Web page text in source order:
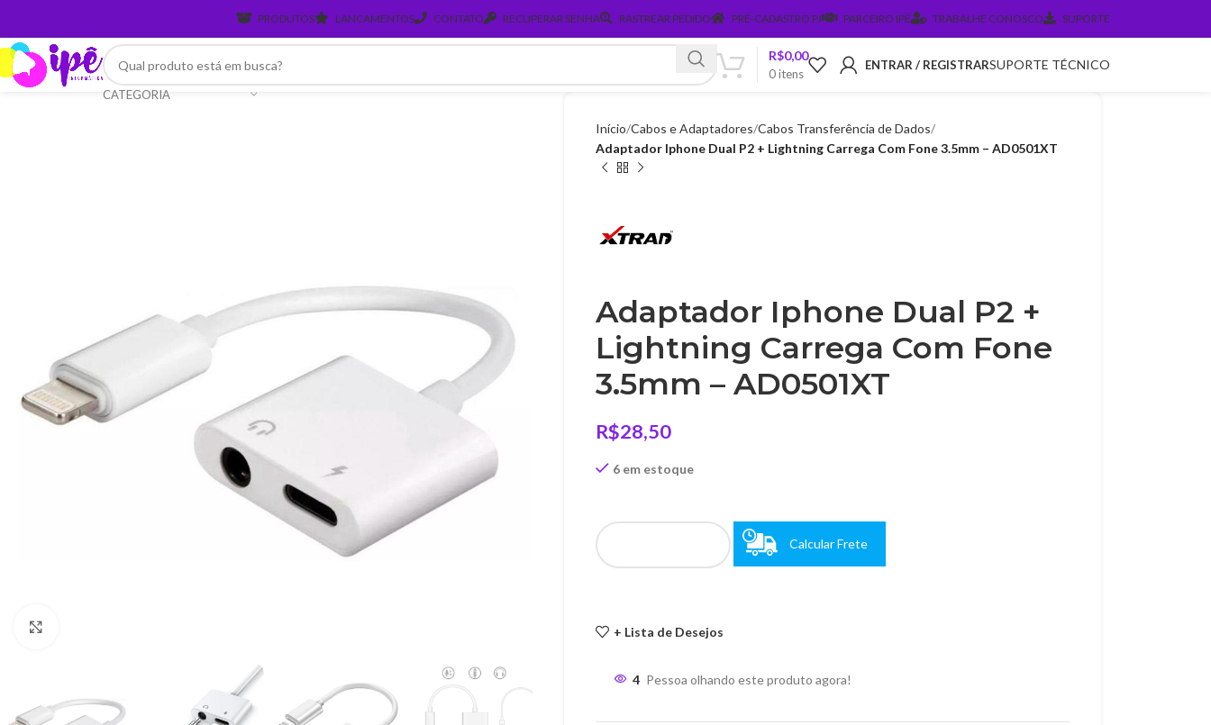
PRODUTOS LANCAMENTOS CONTATO RECUPERAR SENHA RASTREAR PEDIDO PRÉ-CADASTRO PJ PARCEIRO IPÊ TRABALHE CONOSCO SUPORTE
CATEGORIA
0itens
R$0,00
ENTRAR / REGISTRARSUPORTE TÉCNICO
Início Cabos e Adaptadores Cabos Transferência de Dados
Adaptador Iphone Dual P2 + Lightning Carrega Com Fone 3.5mm – AD0501XT
Adaptador Iphone Dual P2 +
Lightning Carrega Com Fone
3.5mm – AD0501XT
R$28,50
6 em estoque
Calcular Frete
+ Lista de Desejos
4 Pessoa olhando este produto agora!